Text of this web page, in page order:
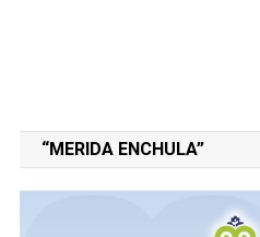
“MERIDA ENCHULA”